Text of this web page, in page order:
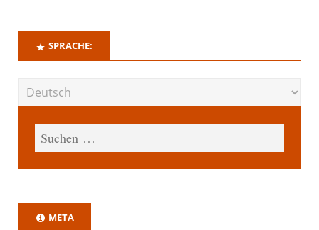
SPRACHE:
META